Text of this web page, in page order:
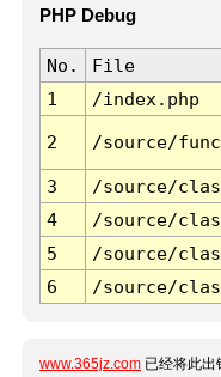
PHP Debug
No. File
1
/index.php
2 /source/
3 /source/
4
/source/
5
/source/
6
/source/
www.365jz.com 已经将此出